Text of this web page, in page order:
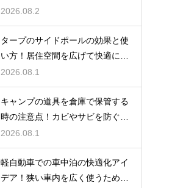
の手入れ
2026.08.2
タープのサイドポールの効果と使
い方！居住空間を広げて快適に過
ごす技
2026.08.1
キャンプの道具を倉庫で保管する
時の注意点！カビやサビを防ぐお
手入れ
2026.08.1
軽自動車での車中泊の快適化アイ
デア！狭い車内を広く使うための